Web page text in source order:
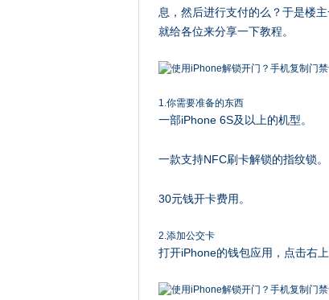
息，然后进行支付的么？于是楼
就给各位来分享一下教程。
1.你需要准备的东西
一部iPhone 6S及以上的机型。
一款支持NFC刷卡解锁的指纹锁。
30元钱开卡费用。
2.添加公交卡
打开iPhone的钱包应用，点击右